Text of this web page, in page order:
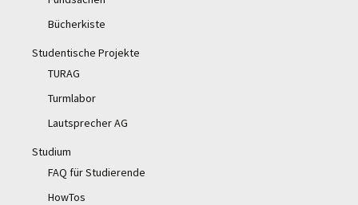
Bücherkiste
Studentische Projekte
TURAG
Turmlabor
Lautsprecher AG
Studium
FAQ für Studierende
HowTos